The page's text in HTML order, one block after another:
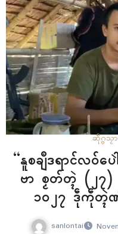
ဆဵုဂ္ဗ
“နူစချဳဒရာၚ်လ
ဗာ စၟတ်တ္ၚဲ (၂၇)
၁၀၂၇ ဒဵုကဵုတ္
sanlontai